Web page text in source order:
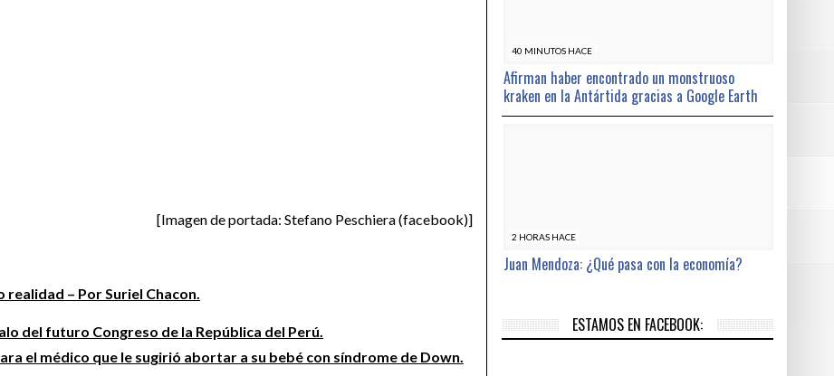
[Imagen de portada: Stefano Peschiera (facebook)]
– Por Suriel Chacon.
del futuro Congreso de la República del Perú.
el médico que le sugirió abortar a su bebé con síndrome de Down.
40 MINUTOS HACE
Afirman haber encontrado un monstruoso
kraken en la Antártida gracias a Google Earth
2 HORAS HACE
Juan Mendoza: ¿Qué pasa con la economía?
ESTAMOS EN FACEBOOK: